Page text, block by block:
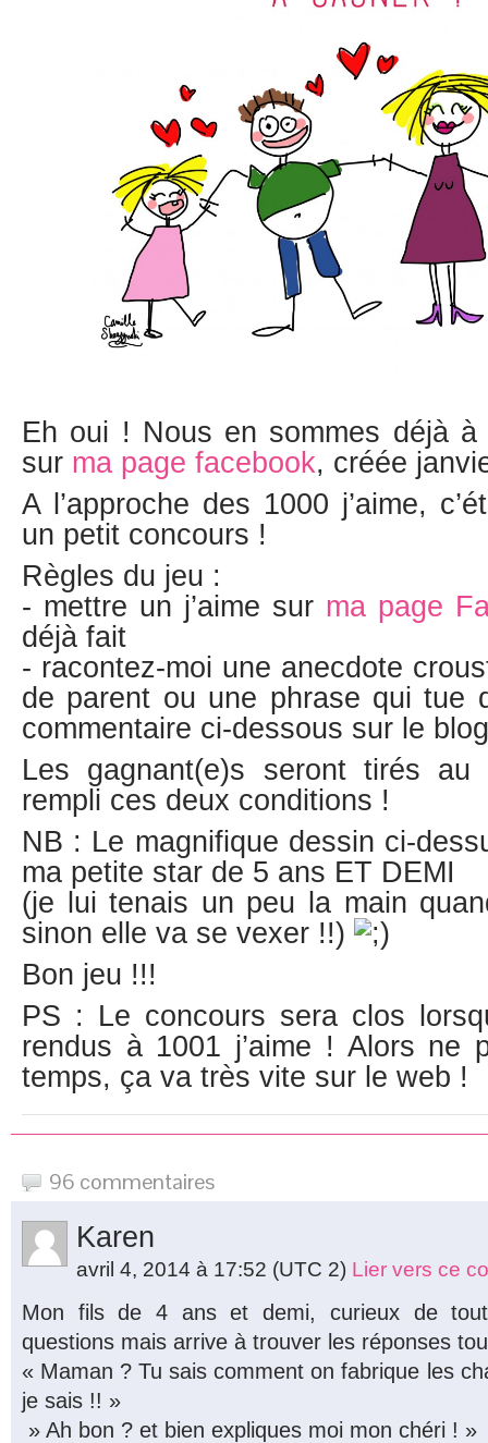
Eh oui ! Nous en sommes déjà à
sur ma page facebook, créée
A l’approche des 1000 j’aime,
un petit concours !
Règles du jeu :
- mettre un j’aime sur ma page
déjà fait
- racontez-moi une anecdote
de parent ou une phrase qui tue
commentaire ci-dessous sur le blog
Les gagnant(e)s seront tirés au
rempli ces deux conditions !
NB : Le magnifique dessin ci-
ma petite star de 5 ans ET DEMI
(je lui tenais un peu la main
sinon elle va se vexer !!)
Bon jeu !!!
PS : Le concours sera clos
rendus à 1001 j’aime ! Alors ne
temps, ça va très vite sur le web !
96 commentaires
Karen
avril 4, 2014 à 17:52 (UTC 2) Lier vers ce
Mon fils de 4 ans et demi, curieux de
questions mais arrive à trouver les réponses
« Maman ? Tu sais comment on fabrique les
je sais !! »
» Ah bon ? et bien expliques moi mon chéri ! »